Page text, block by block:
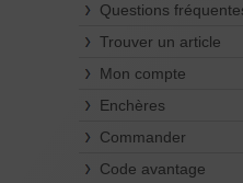
Questions
Trouver un article
Mon compte
Enchères
Commander
Code avantage